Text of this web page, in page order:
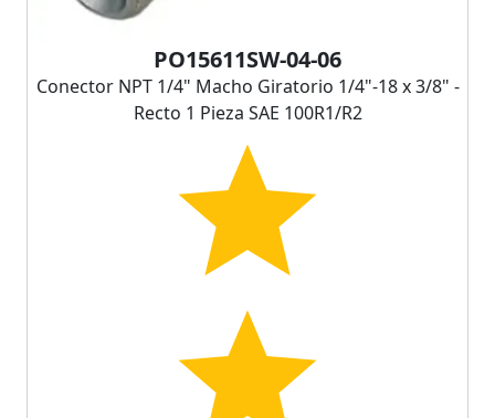
PO15611SW-04-06
Conector NPT 1/4" Macho Giratorio 1/4"-18 x 3/8" -
Recto 1 Pieza SAE 100R1/R2